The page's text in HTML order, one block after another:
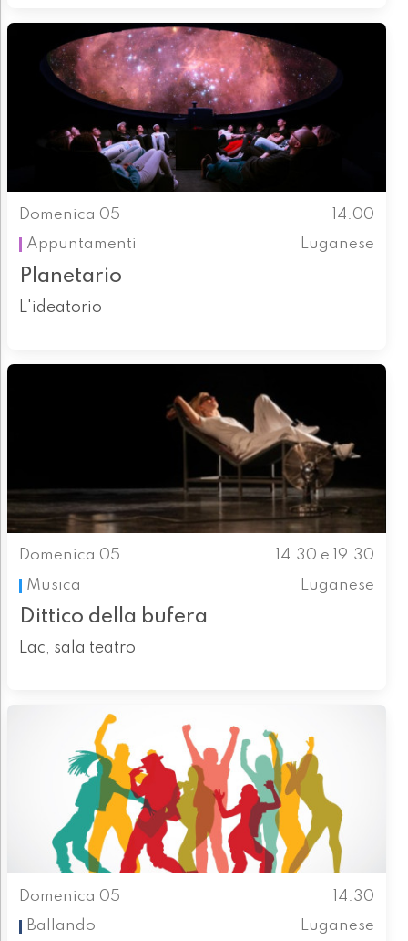
Domenica 05
14.00
Appuntamenti
Luganese
Planetario
L'ideatorio
Domenica 05
14.30 e 19.30
Musica
Luganese
Dittico della bufera
Lac, sala teatro
Domenica 05
14.30
Ballando
Luganese